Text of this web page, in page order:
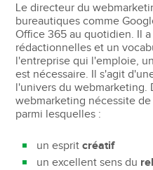
Le directeur du
bureautiques comme
Office 365 au quotidien. Il
rédactionnelles et un
l'entreprise qui l'emploie,
est nécessaire. Il s'agit
l'univers du webmarketing.
webmarketing nécessite
parmi lesquelles :
un espritcréatif
un excellent sens du